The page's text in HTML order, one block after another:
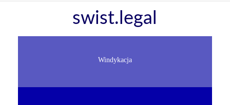
swist.legal
Windykacja